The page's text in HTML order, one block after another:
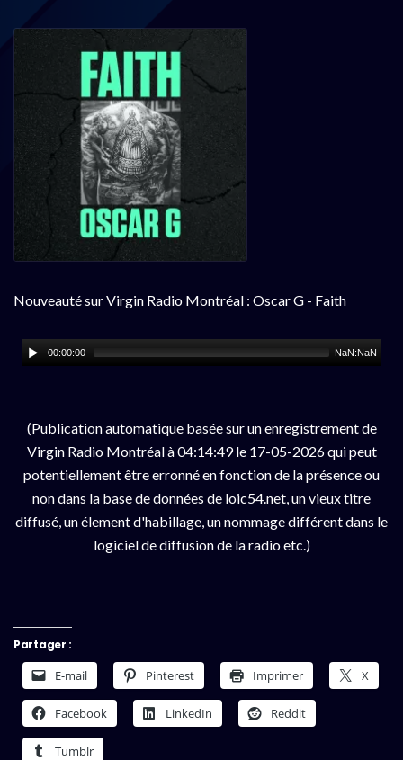
Nouveauté sur Virgin Radio Montréal : Oscar G - Faith
00:00:00 NaN:NaN
(Publication automatique basée sur un enregistrement de
Virgin Radio Montréal à 04:14:49 le 17-05-2026 qui peut
potentiellement être erronné en fonction de la présence ou
non dans la base de données de loic54.net, un vieux titre
diffusé, un élement d'habillage, un nommage différent dans le
logiciel de diffusion de la radio etc.)
Partager :
E-mail Pinterest Imprimer X
Facebook LinkedIn Reddit
Tumblr